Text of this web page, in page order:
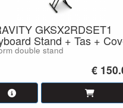
GKSX2RDSET1
Stand + Tas +
double stand
€